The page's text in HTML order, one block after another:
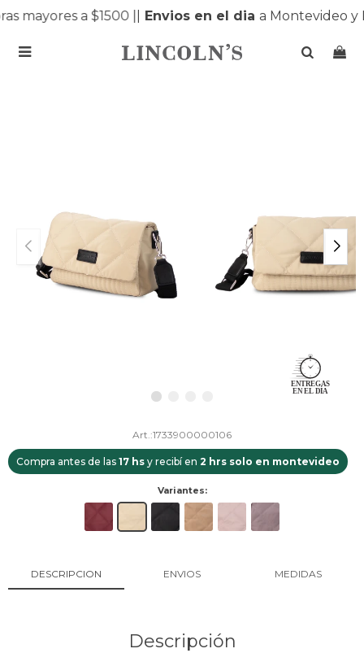
mayores a $1500 | Envios en el dia a Montevideo y

1733900000106
Compra antes de las 17 hs y recibí en 2 hrs solo en montevideo
Variantes:
DESCRIPCION ENVIOS MEDIDAS
Descripción